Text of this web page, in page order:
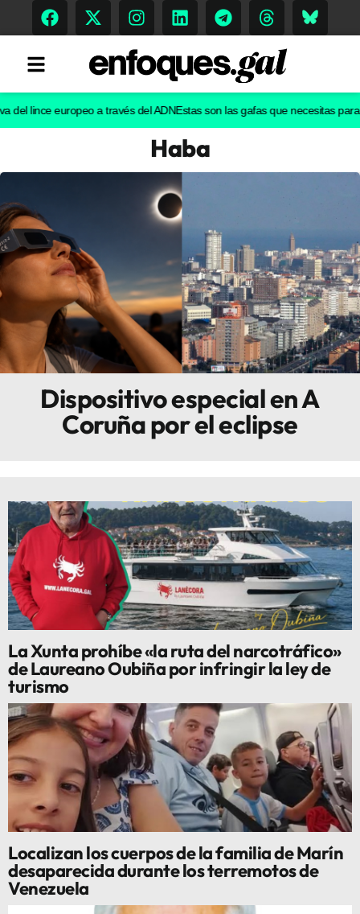
Gastronomía
Escenarios
Sostenibilidad
Innova
europeo a través del ADNEstas son las gafas que necesitas para ver
Haba
Dispositivo especial en A
Coruña por el eclipse
La Xunta prohíbe «la ruta del narcotráfico»
de Laureano Oubiña por infringir la ley de
turismo
Localizan los cuerpos de la familia de Marín
desaparecida durante los terremotos de
Venezuela